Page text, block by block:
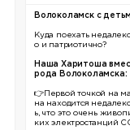
Волоколамск с
Куда поехать
о и патриотично?
Наша Харитоша
рода Волоколамска:
👉Первой точкой на
на находится
ь, что это очень
ких электростанций